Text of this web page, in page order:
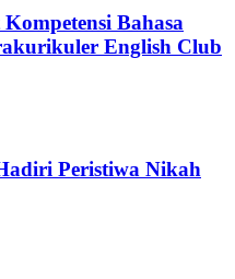
Bahasa
English Club
Peristiwa Nikah